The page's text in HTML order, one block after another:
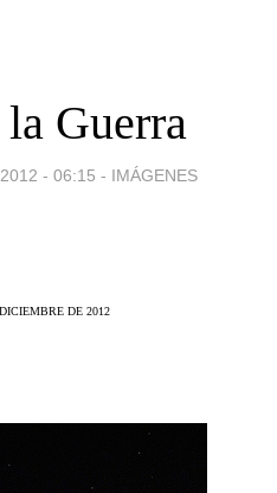
Guerra
- 06:15 - IMÁGENES
DE 2012